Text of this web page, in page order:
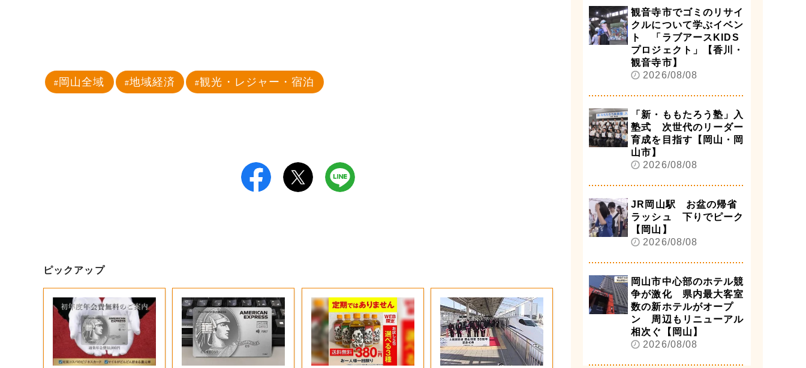
岡山全域 地域経済 観光・レジャー・宿泊
ピックアップ
観音寺市でゴミのリサイ
クルについて学ぶイベン
ト 「ラブアースKIDS
プロジェクト」【香川・
観音寺市】
2026/08/08
「新・ももたろう塾」入
塾式 次世代のリーダー
育成を目指す【岡山・岡
山市】
2026/08/08
JR岡山駅 お盆の帰省
ラッシュ 下りでピーク
【岡山】
2026/08/08
岡山市中心部のホテル競
争が激化 県内最大客室
数の新ホテルがオープ
ン 周辺もリニューアル
相次ぐ【岡山】
2026/08/08